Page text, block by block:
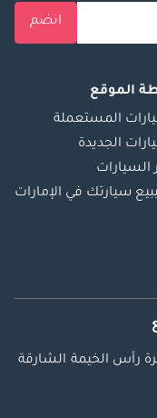
انضم
الموقع
المستعملة
الجديدة
السيارات
سيارتك في الإمارات
رأس الخيمة الشارقة